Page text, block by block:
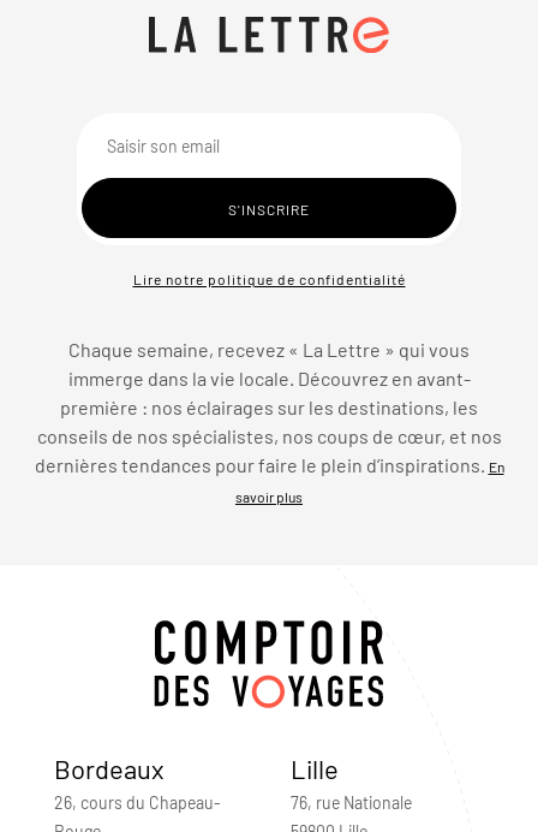
Lire notre politique de confidentialité
Chaque semaine, recevez « La Lettre » qui vous
immerge dans la vie locale. Découvrez en avant-
première : nos éclairages sur les destinations, les
conseils de nos spécialistes, nos coups de cœur, et nos
dernières tendances pour faire le plein d’inspirations.
En
savoir plus
Bordeaux
26, cours du Chapeau-
Lille
76, rue Nationale